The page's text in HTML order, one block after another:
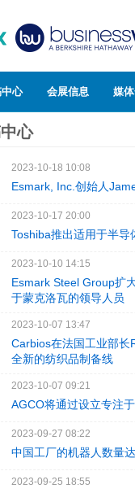
心 会展信息 媒
心
2023-10-18 10:08
Esmark, Inc.创始人
2023-10-17 20:00
Toshiba推出适用于半导
2023-10-10 14:15
Esmark Steel Group扩
于蒙克洛瓦的领导人员
2023-10-07 13:47
Carbios在法国工业部长
全新的纺织品制备线
2023-10-07 09:21
AGCO将通过设立专注
2023-09-27 08:22
中国工厂的机器人数量
2023-09-25 18:55